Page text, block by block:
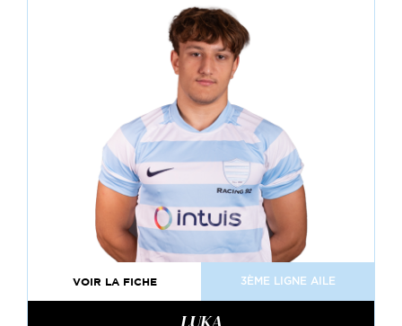
VOIR LA FICHE 3ÈME LIGNE AILE